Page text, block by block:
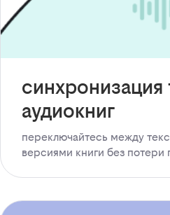
синхронизация
аудиокниг
переключайтесь между
версиями книги без потери